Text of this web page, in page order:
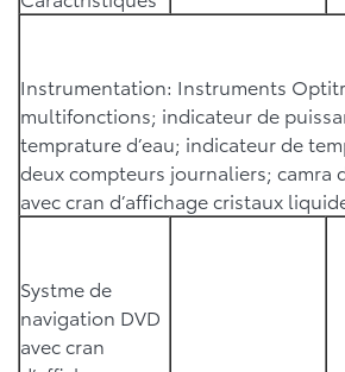
Instrumentation: Instruments
multifonctions; indicateur de
temprature d’eau; indicateur de
deux compteurs journaliers; camra
avec cran d’affichage cristaux
Systme de
navigation DVD
avec cran